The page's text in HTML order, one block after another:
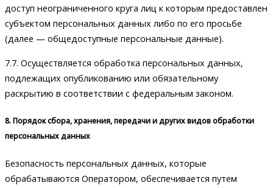
доступ неограниченного круга лиц к которым предоставлен
субъектом персональных данных либо по его просьбе
(далее — общедоступные персональные данные).
7.7. Осуществляется обработка персональных данных,
подлежащих опубликованию или обязательному
раскрытию в соответствии с федеральным законом.
8. Порядок сбора, хранения, передачи и других видов обработки
персональных данных
Безопасность персональных данных, которые
обрабатываются Оператором, обеспечивается путем